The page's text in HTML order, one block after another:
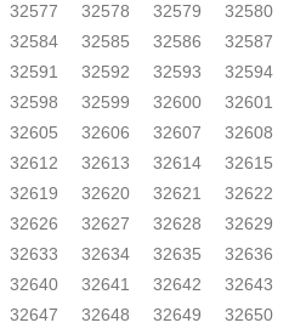
32577 32578 32579
32580
32584 32585 32586
32587
32591 32592 32593
32594
32598 32599 32600
32601
32605 32606 32607
32608
32612 32613 32614
32615
32619 32620 32621
32622
32626 32627 32628
32629
32633 32634 32635
32636
32640 32641 32642
32643
32647 32648 32649
32650